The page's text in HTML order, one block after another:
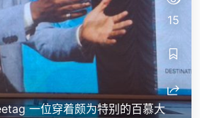
一位穿着颇为特别的百慕大
15